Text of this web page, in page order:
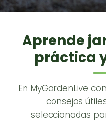
Aprende
práctica
En MyGardenLive
consejos
seleccionadas